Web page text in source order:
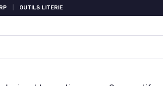
OUTILS LITERIE